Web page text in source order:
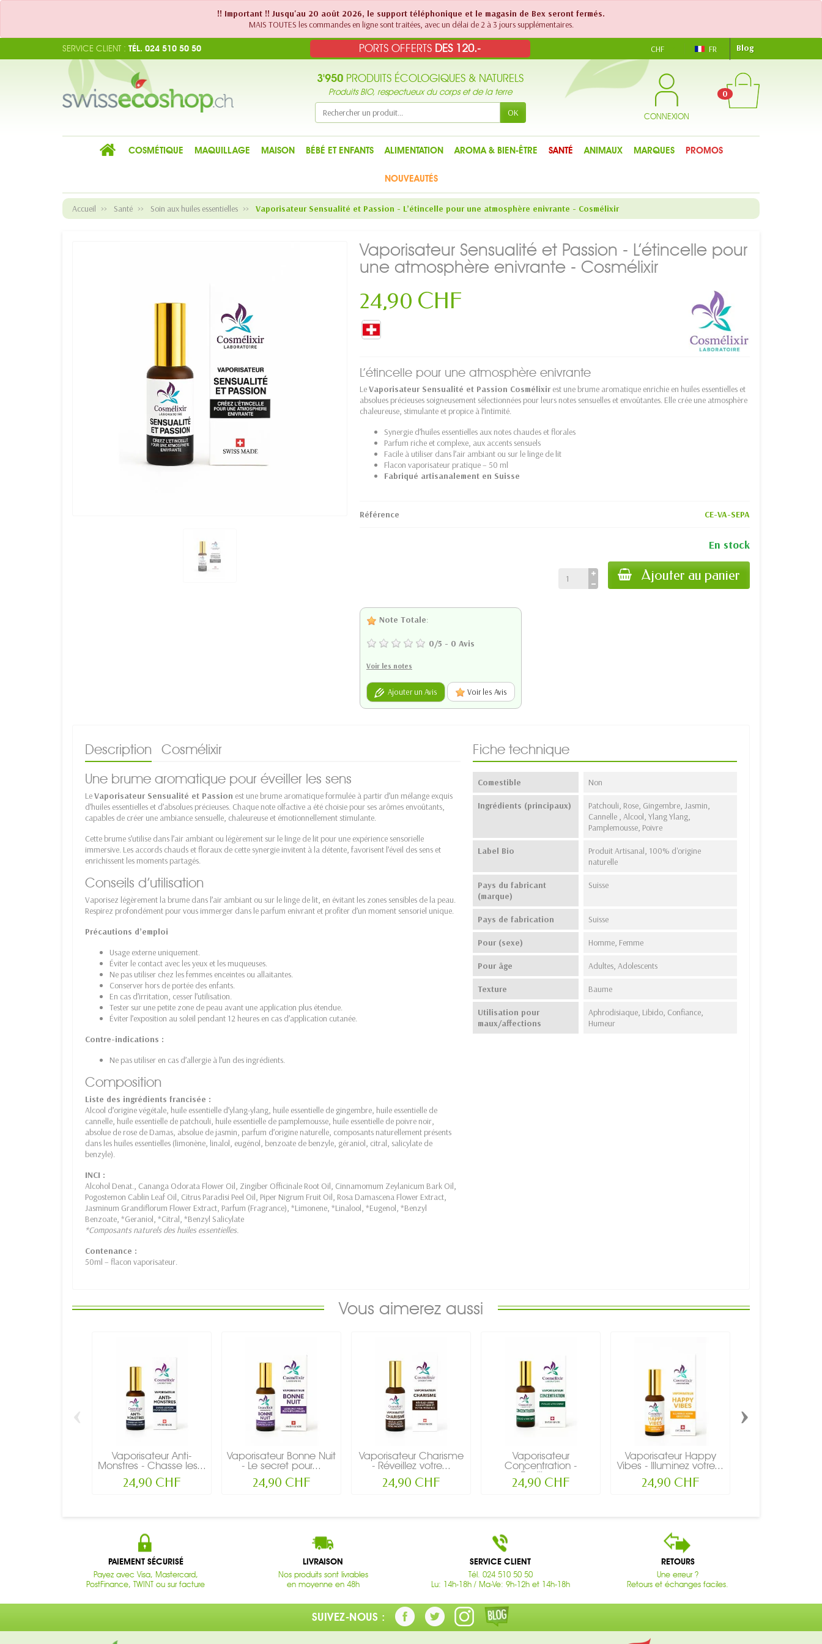
!! Important !! Jusqu'au 20 août 2026, le support téléphonique et le magasin de Bex seront fermés.
MAIS TOUTES les commandes en ligne sont traitées, avec un délai de 2 à 3 jours supplémentaires.
PORTS OFFERTS DES 120.-
SERVICE CLIENT : TÉL. 024 510 50 50 CHF FR Blog
3'950 PRODUITS ÉCOLOGIQUES & NATURELS
Produits BIO, respectueux du corps et de la terre
OK CONNEXION
0
COSMÉTIQUE MAQUILLAGE MAISON BÉBÉ ET ENFANTS ALIMENTATION AROMA & BIEN-ÊTRE SANTÉ ANIMAUX MARQUES PROMOS
NOUVEAUTÉS
Accueil Santé Soin aux huiles essentielles Vaporisateur Sensualité et Passion - L’étincelle pour une atmosphère enivrante - Cosmélixir
Vaporisateur Sensualité et Passion - L’étincelle pour
une atmosphère enivrante - Cosmélixir
24,90 CHF
L’étincelle pour une atmosphère enivrante
LeVaporisateur Sensualité et Passion Cosmélixir est une brume aromatique enrichie en huiles essentielles et
absolues précieuses soigneusement sélectionnées pour leurs notes sensuelles et envoûtantes. Elle crée une atmosphère
chaleureuse, stimulante et propice à l’intimité.
Synergie d’huiles essentielles aux notes chaudes et florales
Parfum riche et complexe, aux accents sensuels
Facile à utiliser dans l’air ambiant ou sur le linge de lit
Flacon vaporisateur pratique – 50 ml
Fabriqué artisanalement en Suisse
Référence CE-VA-SEPA
En stock
Ajouter au panier
Note Totale:
0/5 - 0 Avis
Voir les notes
Ajouter un Avis Voir les Avis
Description
Cosmélixir
Une brume aromatique pour éveiller les sens
LeVaporisateur Sensualité et Passion est une brume aromatique formulée à partir d’un mélange exquis
d’huiles essentielles et d’absolues précieuses. Chaque note olfactive a été choisie pour ses arômes envoûtants,
capables de créer une ambiance sensuelle, chaleureuse et émotionnellement stimulante.
Cette brume s’utilise dans l’air ambiant ou légèrement sur le linge de lit pour une expérience sensorielle
immersive. Les accords chauds et floraux de cette synergie invitent à la détente, favorisent l’éveil des sens et
enrichissent les moments partagés.
Conseils d’utilisation
Vaporisez légèrement la brume dans l’air ambiant ou sur le linge de lit, en évitant les zones sensibles de la peau.
Respirez profondément pour vous immerger dans le parfum enivrant et profiter d’un moment sensoriel unique.
Précautions d’emploi
Usage externe uniquement.
Éviter le contact avec les yeux et les muqueuses.
Ne pas utiliser chez les femmes enceintes ou allaitantes.
Conserver hors de portée des enfants.
En cas d’irritation, cesser l’utilisation.
Tester sur une petite zone de peau avant une application plus étendue.
Éviter l’exposition au soleil pendant 12 heures en cas d’application cutanée.
Contre-indications :
Ne pas utiliser en cas d’allergie à l’un des ingrédients.
Composition
Liste des ingrédients francisée :
Alcool d’origine végétale, huile essentielle d’ylang-ylang, huile essentielle de gingembre, huile essentielle de
cannelle, huile essentielle de patchouli, huile essentielle de pamplemousse, huile essentielle de poivre noir,
absolue de rose de Damas, absolue de jasmin, parfum d’origine naturelle, composants naturellement présents
dans les huiles essentielles (limonène, linalol, eugénol, benzoate de benzyle, géraniol, citral, salicylate de
benzyle).
INCI :
Alcohol Denat., Cananga Odorata Flower Oil, Zingiber Officinale Root Oil, Cinnamomum Zeylanicum Bark Oil,
Pogostemon Cablin Leaf Oil, Citrus Paradisi Peel Oil, Piper Nigrum Fruit Oil, Rosa Damascena Flower Extract,
Jasminum Grandiflorum Flower Extract, Parfum (Fragrance), *Limonene, *Linalool, *Eugenol, *Benzyl
Benzoate, *Geraniol, *Citral, *Benzyl Salicylate
*Composants naturels des huiles essentielles.
Contenance :
50ml – flacon vaporisateur.
Fiche technique
Comestible Non
Ingrédients (principaux)
Patchouli, Rose, Gingembre, Jasmin,
Cannelle , Alcool, Ylang Ylang,
Pamplemousse, Poivre
Label Bio
Produit Artisanal, 100% d'origine
naturelle
Pays du fabricant
(marque)
Suisse
Pays de fabrication Suisse
Pour (sexe) Homme, Femme
Pour âge Adultes, Adolescents
Texture Baume
Utilisation pour
maux/affections
Aphrodisiaque, Libido, Confiance,
Humeur
Vous aimerez aussi
Vaporisateur Anti-
Monstres - Chasse les...
24,90 CHF
Vaporisateur Bonne Nuit
- Le secret pour...
24,90 CHF
Vaporisateur Charisme
- Réveillez votre...
24,90 CHF
Vaporisateur
Concentration -
Éveillez...
24,90 CHF
Vaporisateur Happy
Vibes - Illuminez votre...
24,90 CHF
‹ ›
PAIEMENT SÉCURISÉ
Payez avec Visa, Mastercard,
PostFinance, TWINT ou sur facture
LIVRAISON
Nos produits sont livrables
en moyenne en 48h
SERVICE CLIENT
Tél. 024 510 50 50
Lu: 14h-18h / Ma-Ve: 9h-12h et 14h-18h
RETOURS
Une erreur ?
Retours et échanges faciles.
SUIVEZ-NOUS :